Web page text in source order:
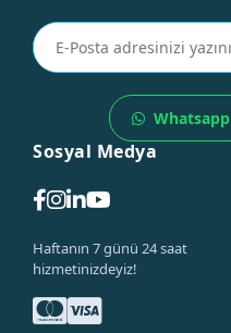
Whatsapp
Sosyal Medya
Haftanın 7 günü 24 saat
hizmetinizdeyiz!